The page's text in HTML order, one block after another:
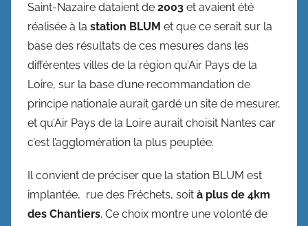
Saint-Nazaire dataient de 2003 et avaient été
réalisée à la station BLUM et que ce serait sur la
base des résultats de ces mesures dans les
différentes villes de la région qu’Air Pays de la
Loire, sur la base d’une recommandation de
principe nationale aurait gardé un site de mesurer,
et qu’Air Pays de la Loire aurait choisit Nantes car
c’est l’agglomération la plus peuplée.
Il convient de préciser que la station BLUM est
implantée, rue des Fréchets, soit à plus de 4km
des Chantiers. Ce choix montre une volonté de